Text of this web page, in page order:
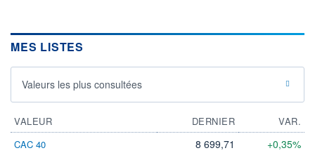
MES LISTES
Valeurs les plus consultées
VALEUR DERNIER
VAR.
CAC 40
8 699,71 +0,35%